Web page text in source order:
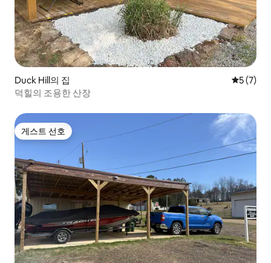
Duck Hill의 집 평점 5점
5 (7)
덕힐의 조용한 산장
게스트 선호
게스트 선호